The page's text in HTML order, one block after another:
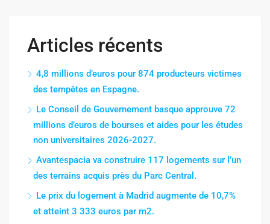
Articles récents
4,8 millions d’euros pour 874 producteurs victimes
des tempêtes en Espagne.
Le Conseil de Gouvernement basque approuve 72
millions d’euros de bourses et aides pour les études
non universitaires 2026-2027.
Avantespacia va construire 117 logements sur l’un
des terrains acquis près du Parc Central.
Le prix du logement à Madrid augmente de 10,7%
et atteint 3 333 euros par m2.